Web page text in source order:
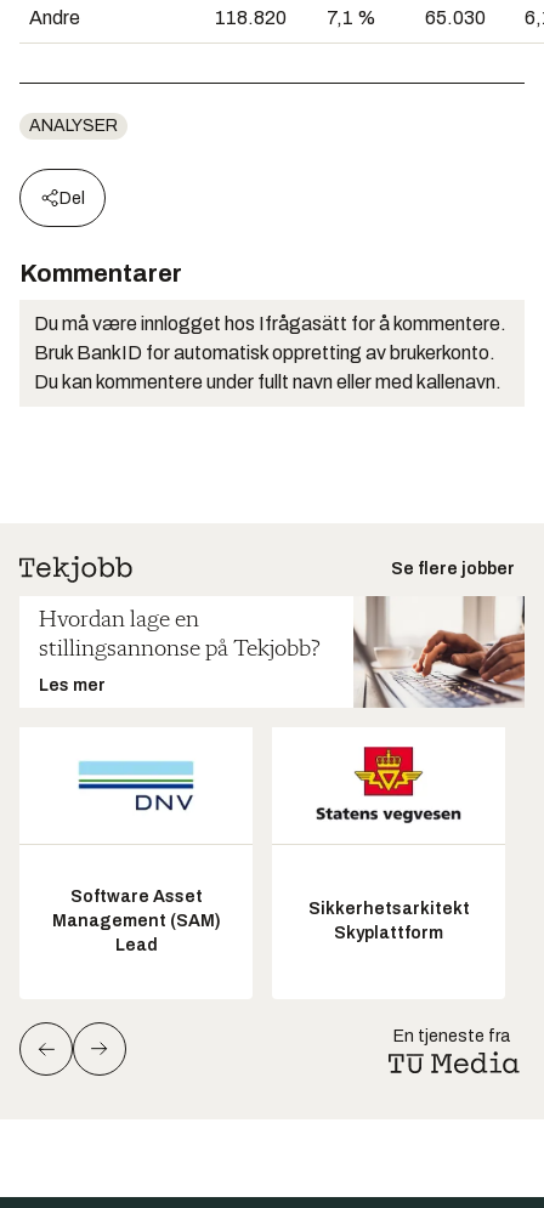
Andre 118.820 7,1 % 65.030
ANALYSER
Del
Kommentarer
Du må være innlogget hos Ifrågasätt for å kommentere.
Bruk BankID for automatisk oppretting av brukerkonto.
Du kan kommentere under fullt navn eller med kallenavn.
Se flere jobber
Hvordan lage en
stillingsannonse på Tekjobb?
Les mer
Software Asset
Management (SAM)
Lead
Sikkerhetsarkitekt
Skyplattform
En tjeneste fra